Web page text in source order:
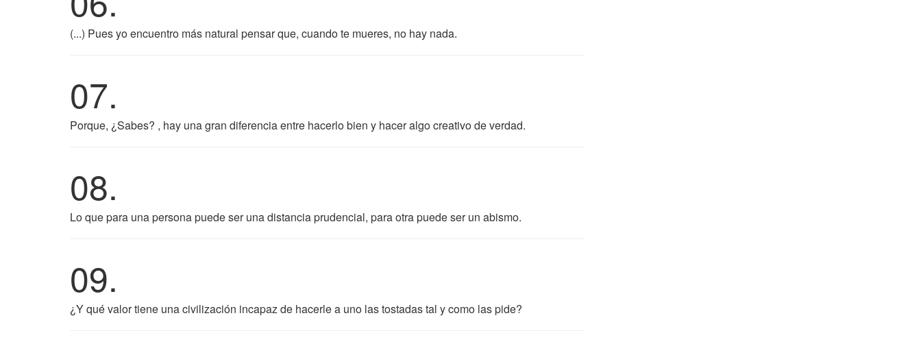
(...) Pues yo encuentro más natural pensar que, cuando te mueres, no hay nada.
07.
Porque, ¿Sabes? , hay una gran diferencia entre hacerlo bien y hacer algo creativo de verdad.
08.
Lo que para una persona puede ser una distancia prudencial, para otra puede ser un abismo.
09.
¿Y qué valor tiene una civilización incapaz de hacerle a uno las tostadas tal y como las pide?